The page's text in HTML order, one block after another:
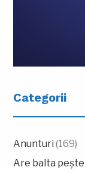
Categorii
Anunturi (169)
Are balta pește